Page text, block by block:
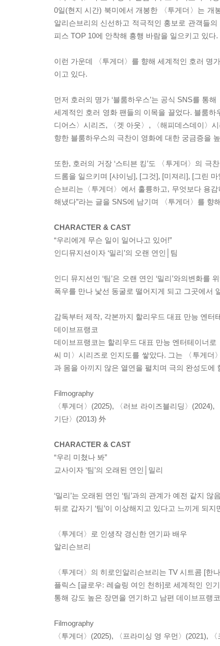
0일(현지 시간) 북미에서 개봉한 〈투게더〉는 개
알리슨브리의 신선하고 적극적인 홍보로 관객들
피스 TOP 10에 안착해 흥행 바람을 일으키고 있다.
이런 가운데 〈투게더〉를 향해 세계적인 호러 명
이고 있다.
먼저 호러의 명가 ‘블룸하우스’는 공식 SNS를 통
세계적인 호러 영화 팬들의 이목을 끌었다. 블룸
디어스〉시리즈, 〈겟 아웃〉, 〈해피데스데이〉
향한 블룸하우스의 극찬이 영화에 대한 궁금증을
또한, 호러의 거장 ‘스티븐 킹’도 〈투게더〉의
드롬을 일으키며 [샤이닝], [그것], [미져리], [그린
슨브리는〈투게더〉에서 훌륭하고, 무엇보다 용
해냈다”라는 글을 SNS에 남기며 〈투게더〉를 향
CHARACTER & CAST
“우리에게 무슨 일이 일어나고 있어!”
인디뮤지션이자 ‘밀리’의 오랜 연인│팀
인디 뮤지션인 ‘팀’은 오랜 연인 ‘밀리’와의변화
폭우를 만나 낯선 동굴로 떨어지게 되고 그곳에서
감독부터 제작, 각본까지 할리우드 대표 만능 엔터
데이브프랭코
데이브프랭코는 할리우드 대표 만능 엔터테이너
씨 미〉시리즈로 인지도를 쌓았다. 그는 〈투게더
과 몸을 아끼지 않은 열연을 펼치며 극의 완성도
Filmography
〈투게더〉(2025), 〈러브 라이즈블리딩〉
기단〉(2013) 外
CHARACTER & CAST
“우리 미쳤나 봐”
교사이자 ‘팀’의 오래된 연인│밀리
‘밀리’는 오래된 연인 ‘팀’과의 관계가 예전 같지
뒤로 갑자기 ‘팀’이 이상해지고 있다고 느끼게 되
〈투게더〉로 인생작 경신한 연기파 배우
알리슨브리
〈투게더〉의 히로인알리슨브리는 TV 시트콤 [
플릭스 [글로우: 레슬링 여인 천하]로 세계적인 인
통해 강도 높은 장면을 연기하고 남편 데이브프랭
Filmography
〈투게더〉(2025), 〈프라미싱 영 우먼〉(2021),